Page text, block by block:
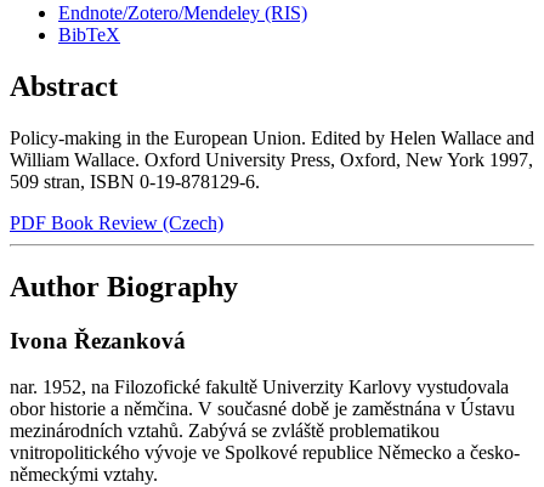
Endnote/Zotero/Mendeley (RIS)
BibTeX
Abstract
Policy-making in the European Union. Edited by Helen Wallace and
William Wallace. Oxford University Press, Oxford, New York 1997,
509 stran, ISBN 0-19-878129-6.
PDF Book Review (Czech)
Author Biography
Ivona Řezanková
nar. 1952, na Filozofické fakultě Univerzity Karlovy vystudovala
obor historie a němčina. V současné době je zaměstnána v Ústavu
mezinárodních vztahů. Zabývá se zvláště problematikou
vnitropolitického vývoje ve Spolkové republice Německo a česko-
německými vztahy.